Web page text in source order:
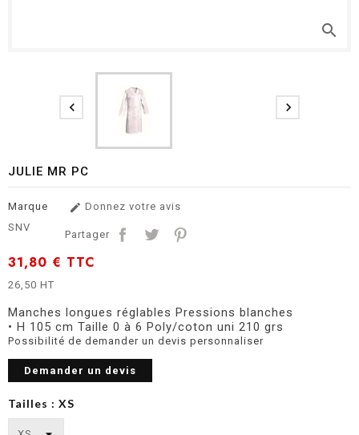
search
 
JULIE MR PC
Marque
SNV
 Donnez votre avis
Partager
31,80 € TTC
26,50 HT
Manches longues réglables Pressions blanches
• H 105 cm Taille 0 à 6 Poly/coton uni 210 grs
Possibilité de demander un devis personnaliser
Demander un devis
Tailles : XS